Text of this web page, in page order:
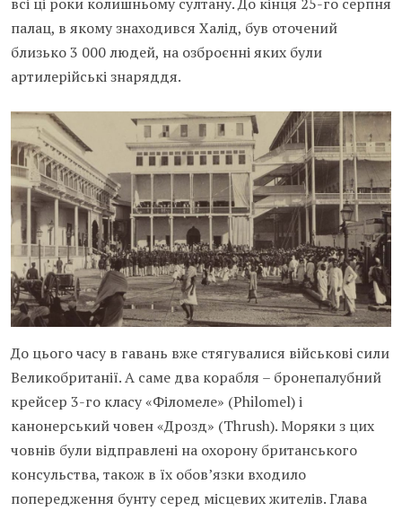
палац, в якому знаходився Халід, був оточений
близько 3 000 людей, на озброєнні яких були
артилерійські знаряддя.
До цього часу в гавань вже стягувалися військові сили
Великобританії. А саме два корабля – бронепалубний
крейсер 3-го класу «Філомеле» (Philomel) і
канонерський човен «Дрозд» (Thrush). Моряки з цих
човнів були відправлені на охорону британського
консульства, також в їх обов’язки входило
попередження бунту серед місцевих жителів. Глава